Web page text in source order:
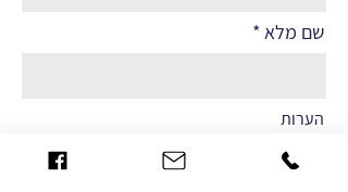
שם מלא
הערות